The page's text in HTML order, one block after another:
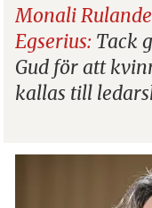
Monali
Egserius: Tack
Gud för att
kallas till